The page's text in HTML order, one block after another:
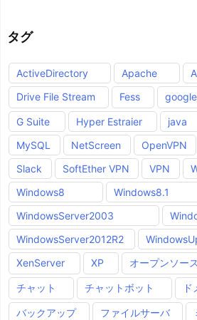
タグ
ActiveDirectory Apache
Drive File Stream
Fess google
G Suite Hyper Estraier java
MySQL
NetScreen OpenVPN
Slack
SoftEther VPN VPN
Windows8
Windows8.1
WindowsServer2003
WindowsServer2012R2
XenServer
XP オープンソース
チャット チャットボット
バックアップ ファイルサーバ